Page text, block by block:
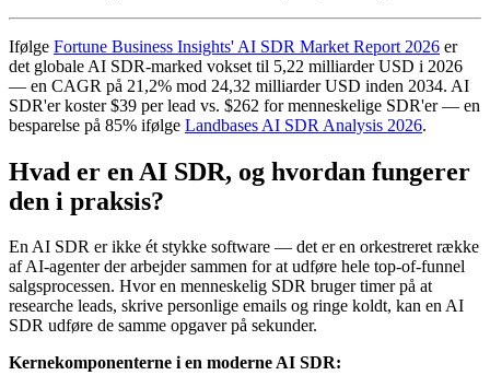
Ifølge Fortune Business Insights' AI SDR Market Report 2026 er
det globale AI SDR-marked vokset til 5,22 milliarder USD i 2026
— en CAGR på 21,2% mod 24,32 milliarder USD inden 2034. AI
SDR'er koster $39 per lead vs. $262 for menneskelige SDR'er — en
besparelse på 85% ifølge Landbases AI SDR Analysis 2026.
Hvad er en AI SDR, og hvordan fungerer
den i praksis?
En AI SDR er ikke ét stykke software — det er en orkestreret række
af AI-agenter der arbejder sammen for at udføre hele top-of-funnel
salgsprocessen. Hvor en menneskelig SDR bruger timer på at
researche leads, skrive personlige emails og ringe koldt, kan en AI
SDR udføre de samme opgaver på sekunder.
Kernekomponenterne i en moderne AI SDR: